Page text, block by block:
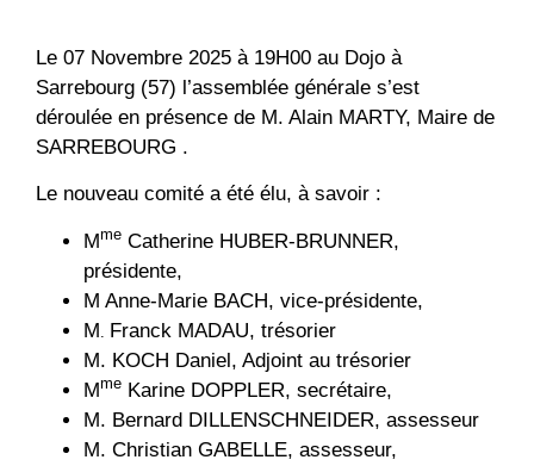
Le 07 Novembre 2025 à 19H00 au Dojo à
Sarrebourg (57) l’assemblée générale s’est
déroulée en présence de M. Alain MARTY, Maire de
SARREBOURG .
Le nouveau comité a été élu, à savoir :
Mme Catherine HUBER-BRUNNER,
présidente,
M Anne-Marie BACH, vice-présidente,
M Franck MADAU, trésorier
M. KOCH Daniel, Adjoint au trésorier
Mme Karine DOPPLER, secrétaire,
M. Bernard DILLENSCHNEIDER, assesseur
M. Christian GABELLE, assesseur,